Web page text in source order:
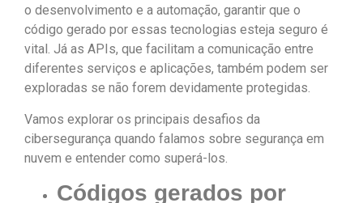
o desenvolvimento e a automação, garantir que o
código gerado por essas tecnologias esteja seguro é
vital. Já as APIs, que facilitam a comunicação entre
diferentes serviços e aplicações, também podem ser
exploradas se não forem devidamente protegidas.
Vamos explorar os principais desafios da
cibersegurança quando falamos sobre segurança em
nuvem e entender como superá-los.
Códigos gerados por